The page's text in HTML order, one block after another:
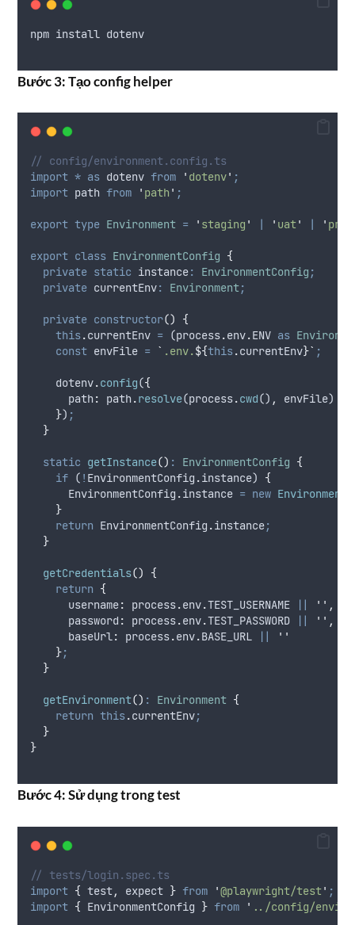
npm install dotenv
Bước 3: Tạo config helper
// config/environment.config.ts
import * as dotenv from ' dotenv' ;
import path from ' path ' ;
export type Environment = ' staging ' | ' uat' | '
export class EnvironmentConfig {
private static instance: EnvironmentConfig ;
private currentEnv: Environment;
private constructor()
{
this.currentEnv = (process.env.ENV as
const envFile = ` .env.${this.currentEnv}` ;
dotenv.config({
path: path.resolve(process.cwd() , envFile)
}) ;
}
static getInstance() : EnvironmentConfig {
if ( ! EnvironmentConfig .instance) {
EnvironmentConfig .instance = new
}
return EnvironmentConfig .instance;
}
getCredentials()
{
return {
username: process.env.TEST_USERNAME || '' ,
password : process.env.TEST_PASSWORD || '' ,
baseUrl: process.env.BASE_URL ||
''
};
}
getEnvironment() : Environment {
return this.currentEnv;
}
}
Bước 4: Sử dụng trong test
// tests/login.spec.ts
import { test, expect } from '@playwright/test' ;
import { EnvironmentConfig } from ' ../config/